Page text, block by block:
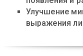
Улучшение
выражения